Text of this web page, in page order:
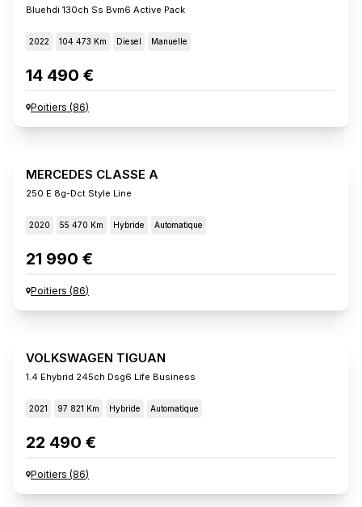
Bluehdi 130ch Ss Bvm6 Active Pack
2022 104 473 Km Diesel Manuelle
14 490 €
Poitiers (86)
MERCEDES CLASSE A
250 E 8g-Dct Style Line
2020 55 470 Km Hybride Automatique
21 990 €
Poitiers (86)
VOLKSWAGEN TIGUAN
1.4 Ehybrid 245ch Dsg6 Life Business
2021 97 821 Km Hybride Automatique
22 490 €
Poitiers (86)